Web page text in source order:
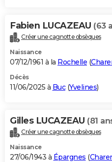
Fabien LUCAZEAU (63
Créer une cagnotte obsèques
Naissance
07/12/1961 à la Rochelle (
Décès
11/06/2025 à Buc(Yvelines)
Gilles LUCAZEAU (81
Créer une cagnotte obsèques
Naissance
27/06/1943 à Épargnes (